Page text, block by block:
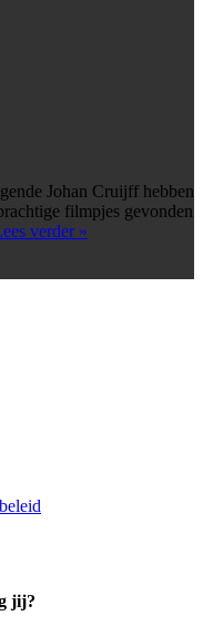
Johan Cruijff hebben
filmpjes gevonden
verder »
jij?